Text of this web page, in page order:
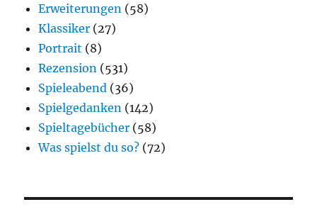
Erweiterungen (58)
Klassiker (27)
Portrait (8)
Rezension (531)
Spieleabend (36)
Spielgedanken (142)
Spieltagebücher (58)
Was spielst du so? (72)